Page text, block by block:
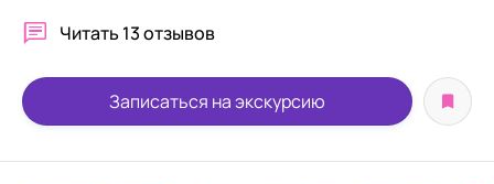
Читать 13 отзывов
Записаться на экскурсию